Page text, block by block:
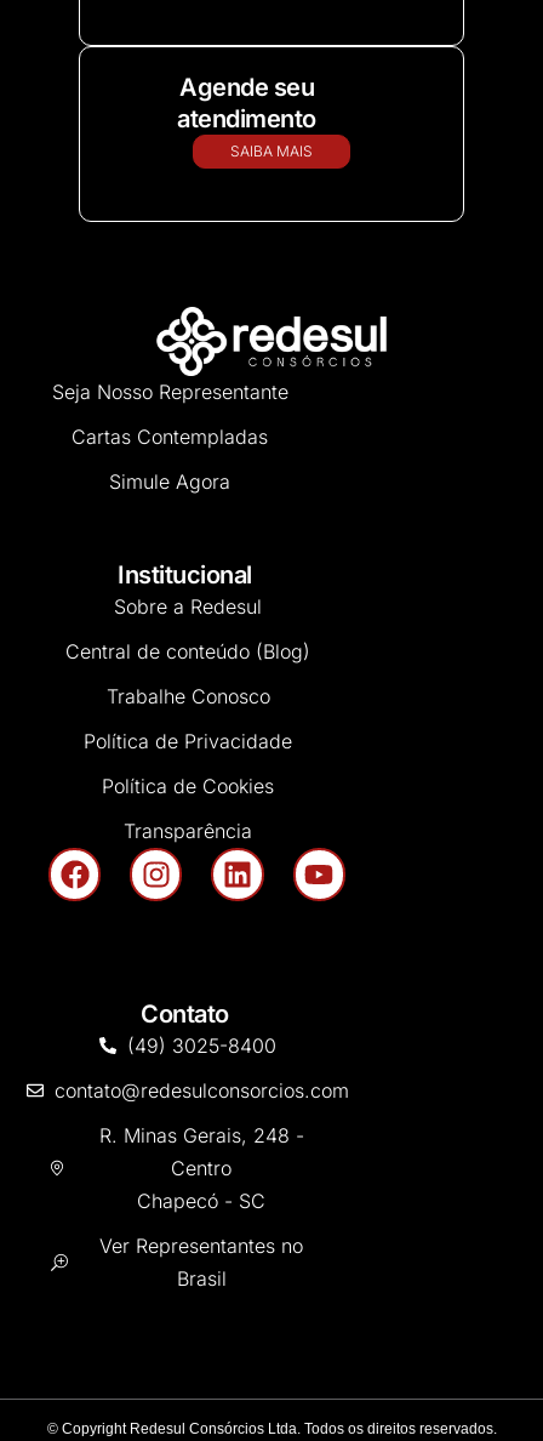
Agende seu
atendimento
SAIBA MAIS
Seja Nosso Representante
Cartas Contempladas
Simule Agora
Institucional
Sobre a Redesul
Central de conteúdo (Blog)
Trabalhe Conosco
Política de Privacidade
Política de Cookies
Transparência
Contato
(49) 3025-8400
contato@redesulconsorcios.com
R. Minas Gerais, 248 -
Centro
Chapecó - SC
Ver Representantes no
Brasil
© Copyright Redesul Consórcios Ltda. Todos os direitos reservados.